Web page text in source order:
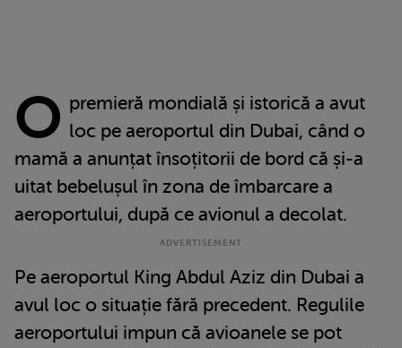
O premieră mondială și istorică a avut
loc pe aeroportul din Dubai, când o
mamă a anunțat însoțitorii de bord că și-a
uitat bebelușul în zona de îmbarcare a
aeroportului, după ce avionul a decolat.
Pe aeroportul King Abdul Aziz din Dubai a
avul loc o situație fără precedent. Regulile
aeroportului impun că avioanele se pot